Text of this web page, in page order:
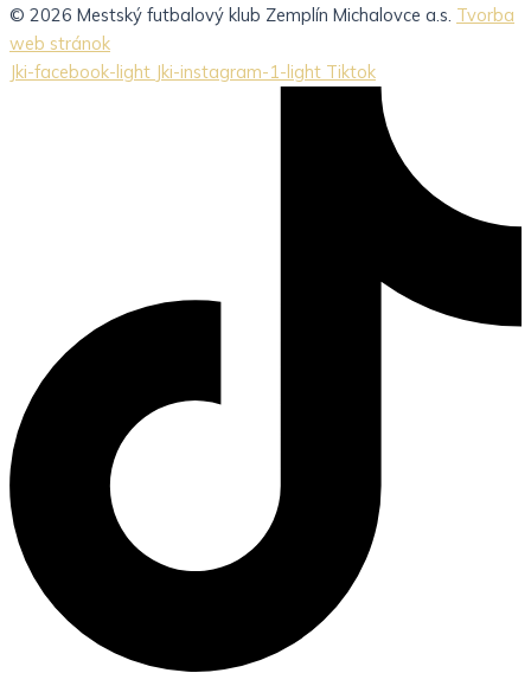
© 2026 Mestský futbalový klub Zemplín Michalovce a.s. Tvorba
web stránok
Jki-facebook-light Jki-instagram-1-light Tiktok